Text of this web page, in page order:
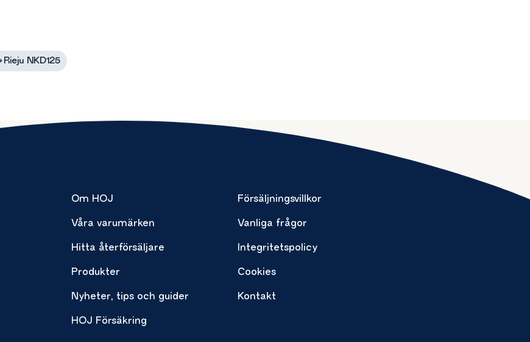
Rieju NKD125
Om HOJ
Våra varumärken
Hitta återförsäljare
Produkter
Nyheter, tips och guider
HOJ Försäkring
Försäljningsvillkor
Vanliga frågor
Integritetspolicy
Cookies
Kontakt